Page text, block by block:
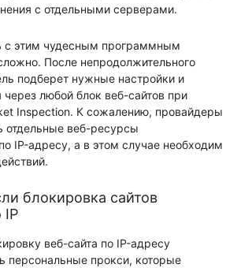
с отдельными серверами.
с этим чудесным программным
После непродолжительного
подберет нужные настройки и
любой блок веб-сайтов при
Inspection. К сожалению, провайдеры
отдельные веб-ресурсы
IP-адресу, а в этом случае необходим
блокировка сайтов
IP
веб-сайта по IP-адресу
персональные прокси, которые